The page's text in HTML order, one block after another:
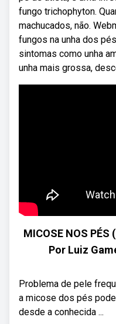
fungo trichophyton.
machucados, não.
fungos na unha dos
sintomas como unha
unha mais grossa,
MICOSE NOS
Por Luiz
Problema de pele
a micose dos pés
desde a conhecida ...